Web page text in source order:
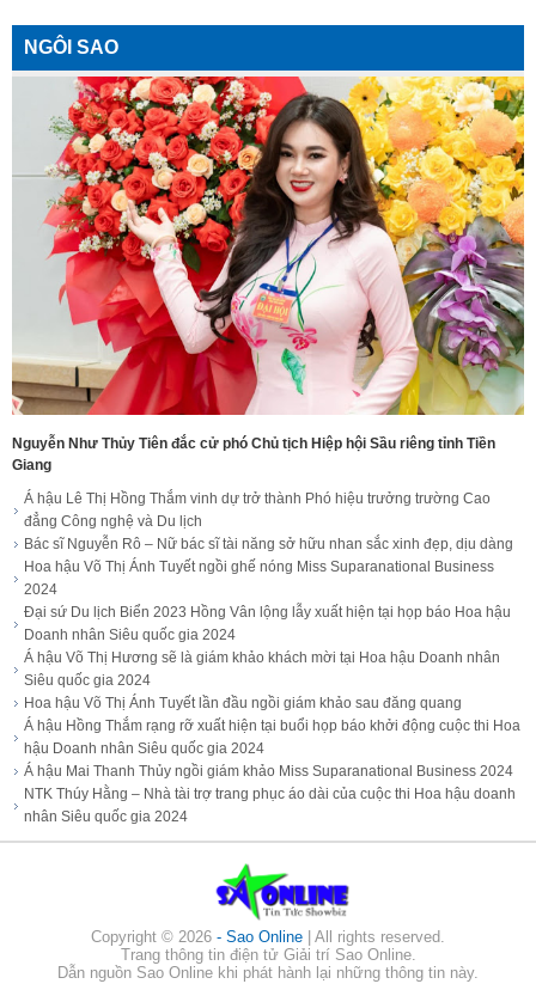
NGÔI SAO
Nguyễn Như Thủy Tiên đắc cử phó Chủ tịch Hiệp hội Sầu riêng tỉnh Tiền
Giang
Á hậu Lê Thị Hồng Thắm vinh dự trở thành Phó hiệu trưởng trường Cao
đẳng Công nghệ và Du lịch
Bác sĩ Nguyễn Rô – Nữ bác sĩ tài năng sở hữu nhan sắc xinh đẹp, dịu dàng
Hoa hậu Võ Thị Ánh Tuyết ngồi ghế nóng Miss Suparanational Business
2024
Đại sứ Du lịch Biển 2023 Hồng Vân lộng lẫy xuất hiện tại họp báo Hoa hậu
Doanh nhân Siêu quốc gia 2024
Á hậu Võ Thị Hương sẽ là giám khảo khách mời tại Hoa hậu Doanh nhân
Siêu quốc gia 2024
Hoa hậu Võ Thị Ánh Tuyết lần đầu ngồi giám khảo sau đăng quang
Á hậu Hồng Thắm rạng rỡ xuất hiện tại buổi họp báo khởi động cuộc thi Hoa
hậu Doanh nhân Siêu quốc gia 2024
Á hậu Mai Thanh Thủy ngồi giám khảo Miss Suparanational Business 2024
NTK Thúy Hằng – Nhà tài trợ trang phục áo dài của cuộc thi Hoa hậu doanh
nhân Siêu quốc gia 2024
Copyright © 2026 - Sao Online
| All rights reserved.
Trang thông tin điện tử Giải trí Sao Online.
Dẫn nguồn Sao Online khi phát hành lại những thông tin này.